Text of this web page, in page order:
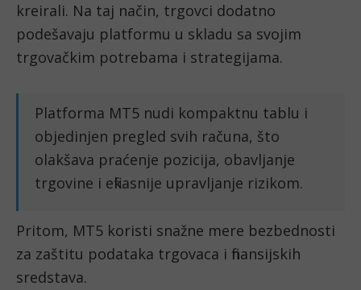
kreirali. Na taj način, trgovci dodatno
podešavaju platformu u skladu sa svojim
trgovačkim potrebama i strategijama.
Platforma MT5 nudi kompaktnu tablu i
objedinjen pregled svih računa, što
olakšava praćenje pozicija, obavljanje
trgovine i efikasnije upravljanje rizikom.
Pritom, MT5 koristi snažne mere bezbednosti
za zaštitu podataka trgovaca i finansijskih
sredstava.